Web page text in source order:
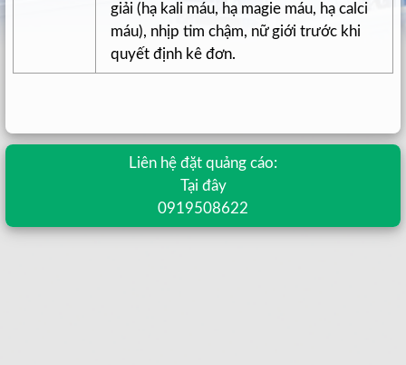
giải (hạ kali máu, hạ magie máu, hạ calci
máu), nhịp tim chậm, nữ giới trước khi
quyết định kê đơn.
Liên hệ đặt quảng cáo:
Tại đây
0919508622